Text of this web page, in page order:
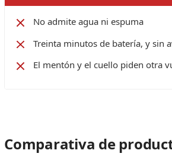
No admite agua ni espuma
Treinta minutos de batería, y sin
El mentón y el cuello piden otra
Comparativa de